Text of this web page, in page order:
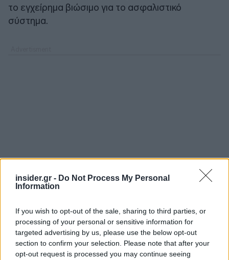
insider.gr - Do Not Process My Personal
Information
If you wish to opt-out of the sale, sharing to third parties, or
processing of your personal or sensitive information for
targeted advertising by us, please use the below opt-out
section to confirm your selection. Please note that after your
opt-out request is processed you may continue seeing
το εγχείρημα βιώσιμο για το ασφαλιστικό
σύστημα.